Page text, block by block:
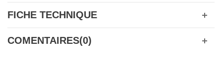
FICHE TECHNIQUE
COMENTAIRES(0)